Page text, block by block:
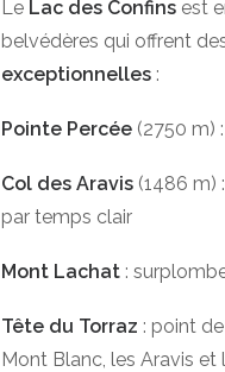
Le Lac des Confins est
belvédères qui offrent
exceptionnelles :
Pointe Percée (2750 m)
Col des Aravis (1486 m)
par temps clair
Mont Lachat :
Tête du Torraz : point
Mont Blanc, les Aravis et